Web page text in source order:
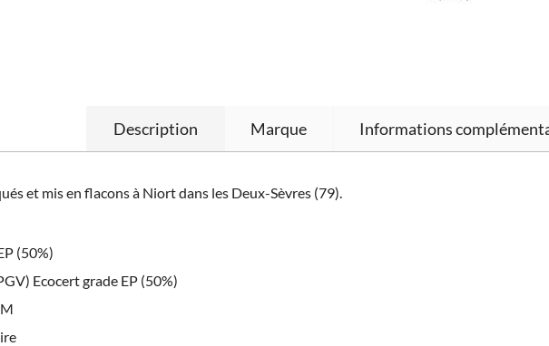
Description Marque Informations
et mis en flacons à Niort dans les Deux-Sèvres (79).
(50%)
Ecocert grade EP (50%)